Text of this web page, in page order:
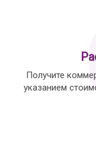
Получите
указанием